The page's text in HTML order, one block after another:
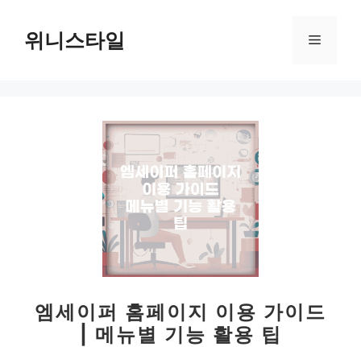
위니스타일 메
엠세이퍼 홈페이지 이용 가이드
| 메뉴별 기능 활용 팁